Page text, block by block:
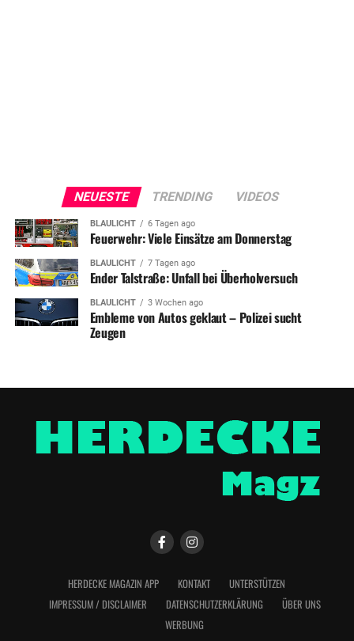
NEUESTE TRENDING VIDEOS
BLAULICHT 6 Tagen ago
Feuerwehr: Viele Einsätze am Donnerstag
BLAULICHT 7 Tagen ago
Ender Talstraße: Unfall bei Überholversuch
BLAULICHT 3 Wochen ago
Embleme von Autos geklaut – Polizei sucht
Zeugen
HERDECKE MAGAZIN APP KONTAKT
UNTERSTÜTZEN
IMPRESSUM / DISCLAIMER
DATENSCHUTZERKLÄRUNG
ÜBER UNS
WERBUNG